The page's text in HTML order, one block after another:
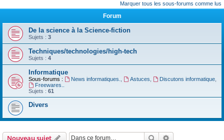
h
c
Marquer tous les sous-forums comme lus
Forum
De la science à la Science-fiction
Sujets : 3
Techniques/technologies/high-tech
Sujets : 4
Informatique
Sous-forums : News informatiques. Astuces Discutons informatique,
Freewares..
Sujets : 61
Divers
Nouveau sujet Rechercher